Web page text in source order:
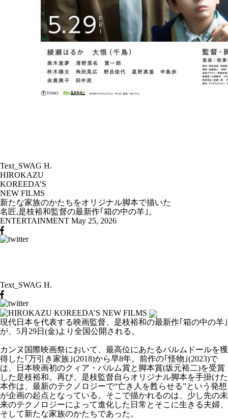
Text_SWAG H.
HIROKAZU
KOREEDA’S
NEW FILMS
新たな家族のかたちをオリジナル脚本で描いた
名匠,是枝裕和監督の最新作｢箱の中の羊｣。
ENTERTAINMENT May 25, 2026
Text_SWAG H.
現代日本を代表する映画監督、是枝裕和の最新作｢箱の中の羊｣
が、5月29日(金)より全国公開される。
カンヌ国際映画祭において、最高位にあたるパルムドールを獲
得した｢万引き家族｣(2018)から早8年。前作の｢怪物｣(2023)で
は、日本映画初のクィア・パルム賞と脚本賞(坂元裕二)を受賞
した是枝裕和。再び、是枝監督自らオリジナル脚本を手掛けた
本作は、最新のテクノロジーで“亡き人を甦らせる”という発想
が企画の起点となっている。そこで描かれるのは、少し先の未
来のテクノロジーによって進化した日常とそこに生きる夫婦、
そして新たな家族のかたちであった。